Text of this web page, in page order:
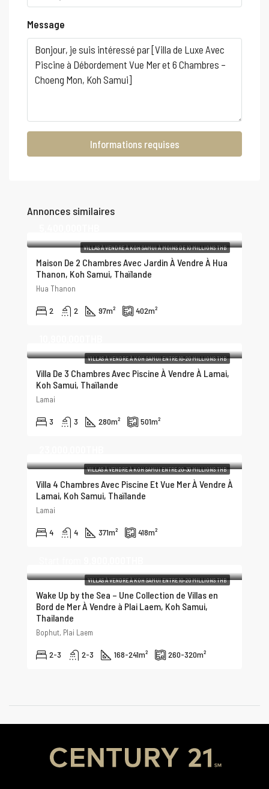
Message
Informations requises
Annonces similaires
VILLAS À VENDRE À KOH SAMUI À MOINS DE 10 MILLIONS THB
Maison De 2 Chambres Avec Jardin À Vendre À Hua
Thanon, Koh Samui, Thaïlande
Hua Thanon
2 2 97m² 402m²
VILLAS À VENDRE À KOH SAMUI ENTRE 10-20 MILLIONS THB
Villa De 3 Chambres Avec Piscine À Vendre À Lamai,
Koh Samui, Thaïlande
Lamai
3 3 280m² 501m²
VILLAS À VENDRE À KOH SAMUI ENTRE 20-30 MILLIONS THB
Villa 4 Chambres Avec Piscine Et Vue Mer À Vendre À
Lamai, Koh Samui, Thaïlande
Lamai
4 4 371m² 418m²
VILLAS À VENDRE À KOH SAMUI ENTRE 10-20 MILLIONS THB
Wake Up by the Sea – Une Collection de Villas en
Bord de Mer À Vendre à Plai Laem, Koh Samui,
Thailande
Bophut, Plai Laem
2-3 2-3 168-241m² 260-320m²